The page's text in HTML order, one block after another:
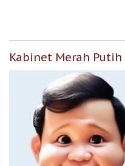
Kabinet Merah Putih